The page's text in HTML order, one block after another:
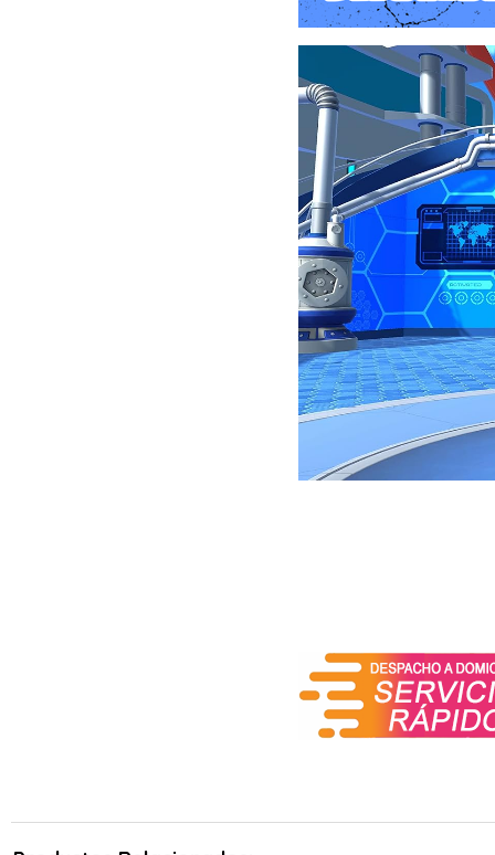
El juego es ideal para
trabajo en equipo y la